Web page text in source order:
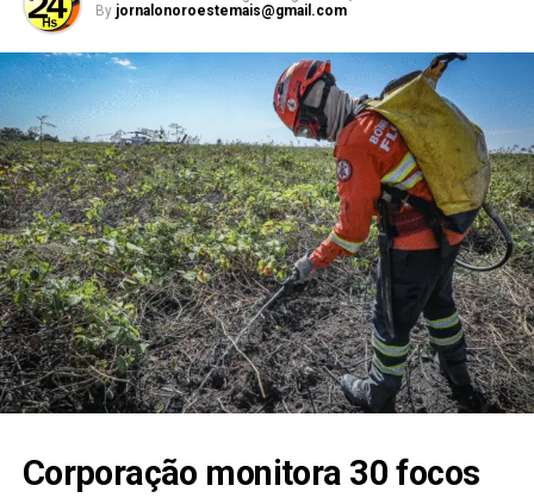
By jornalonoroestemais@gmail.com
Corporação monitora 30 focos